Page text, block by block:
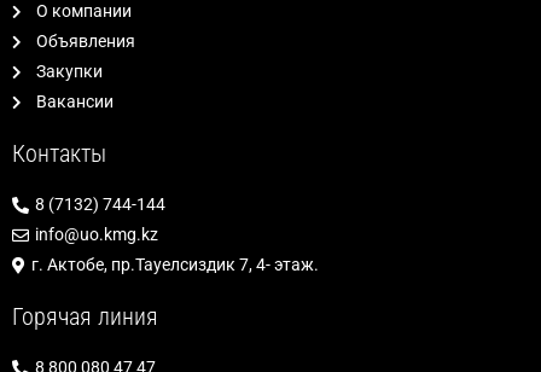
О компании
Объявления
Закупки
Вакансии
Контакты
8 (7132) 744-144
info@uo.kmg.kz
г. Актобе, пр.Тауелсиздик 7, 4- этаж.
Горячая линия
8 800 080 47 47